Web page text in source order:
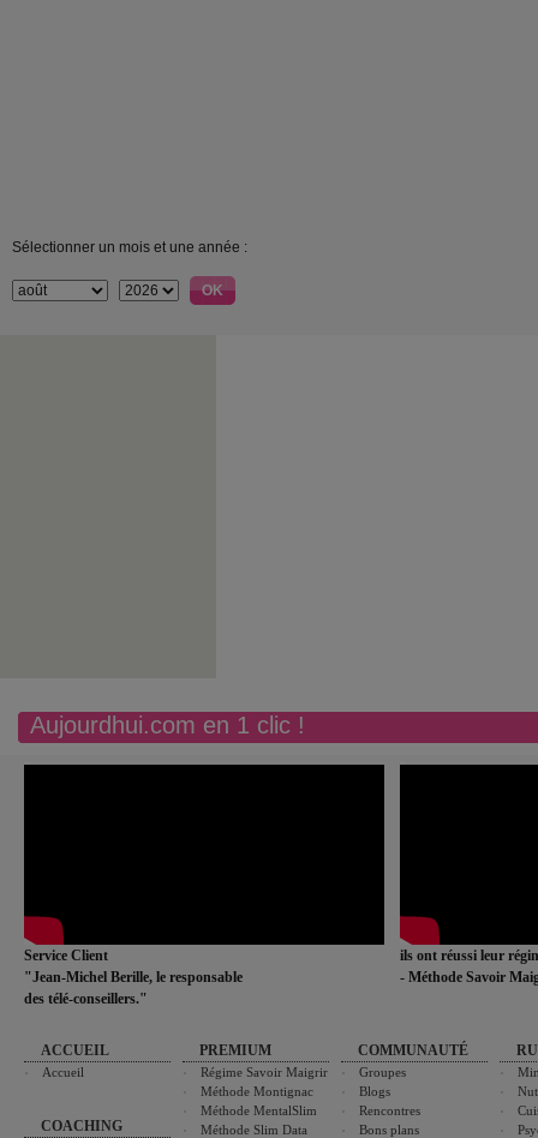
Sélectionner un mois et une année :
Aujourdhui.com en 1 clic !
Service Client
"Jean-Michel Berille, le responsable
des télé-conseillers."
ils ont réussi leur
- Méthode Savoir
ACCUEIL
Accueil
COACHING
PREMIUM
Régime Savoir Maigrir
Méthode Montignac
Méthode MentalSlim
Méthode Slim Data
COMMUNAUTÉ
Groupes
Blogs
Rencontres
Bons plans